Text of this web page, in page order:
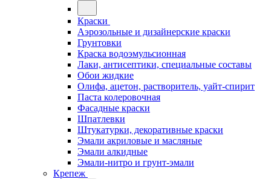
Краски
Аэрозольные и дизайнерские краски
Грунтовки
Краска водоэмульсионная
Лаки, антисептики, специальные составы
Обои жидкие
Олифа, ацетон, растворитель, уайт-спирит
Паста колеровочная
Фасадные краски
Шпатлевки
Штукатурки, декоративные краски
Эмали акриловые и масляные
Эмали алкидные
Эмали-нитро и грунт-эмали
Крепеж